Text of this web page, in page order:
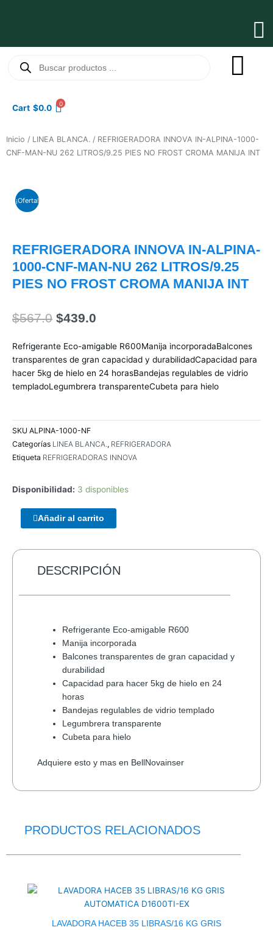
productos
Cart $0.0 0
Inicio / LINEA BLANCA. / REFRIGERADORA INNOVA IN-ALPINA-1000-
CNF-MAN-NU 262 LITROS/9.25 PIES NO FROST CROMA MANIJA INT
¡Oferta!
REFRIGERADORA INNOVA IN-ALPINA-
1000-CNF-MAN-NU 262 LITROS/9.25
PIES NO FROST CROMA MANIJA INT
$567.0 El
original
era:
$567.0.
$439.0
actual
es:
$439.0.
Refrigerante Eco-amigable R600Manija incorporadaBalcones
transparentes de gran capacidad y durabilidadCapacidad para
hacer 5kg de hielo en 24 horasBandejas regulables de vidrio
templadoLegumbrera transparenteCubeta para hielo
SKU ALPINA-1000-NF
Categorías LINEA BLANCA., REFRIGERADORA
Etiqueta REFRIGERADORAS INNOVA
Disponibilidad: 3 disponibles
ENCLOUSER
TERRAX
SATA
cantidad
Añadir al carrito
DESCRIPCIÓN
Refrigerante Eco-amigable R600
Manija incorporada
Balcones transparentes de gran capacidad y
durabilidad
Capacidad para hacer 5kg de hielo en 24
horas
Bandejas regulables de vidrio templado
Legumbrera transparente
Cubeta para hielo
Adquiere esto y mas en BellNovainser
PRODUCTOS RELACIONADOS
LAVADORA HACEB 35 LIBRAS/16 KG GRIS
original
era:
$811.5.
actual
es:
$627.5.